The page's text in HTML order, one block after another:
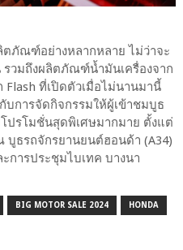
ภัณฑ์อย่างหลากหลาย ไม่ว่าจะ
วมถึงผลิตภัณฑ์น้ำมันเครื่องจาก
ที่เปิดตัวเมื่อไม่นานมานี้
บการจัดกิจกรรมให้ผู้เข้าชมบูธ
ปรโมชั่นสุดพิเศษมากมาย ตั้งแต่
ธรถจักรยานยนต์ฮอนด้า (A34)
การประชุมไบเทค บางนา
BIG MOTOR SALE 2024 HONDA